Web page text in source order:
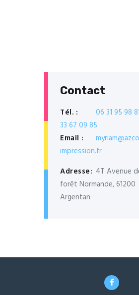
Contact
Tél. : 06 31 95 98
33 67 09 85
Email :
impression.fr
Adresse: 4T Avenue
forêt Normande, 61200
Argentan